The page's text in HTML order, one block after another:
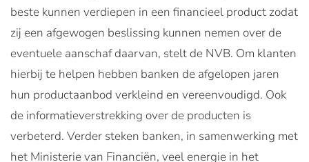
beste kunnen verdiepen in een financieel product zodat
zij een afgewogen beslissing kunnen nemen over de
eventuele aanschaf daarvan, stelt de NVB. Om klanten
hierbij te helpen hebben banken de afgelopen jaren
hun productaanbod verkleind en vereenvoudigd. Ook
de informatieverstrekking over de producten is
verbeterd. Verder steken banken, in samenwerking met
het Ministerie van Financiën, veel energie in het